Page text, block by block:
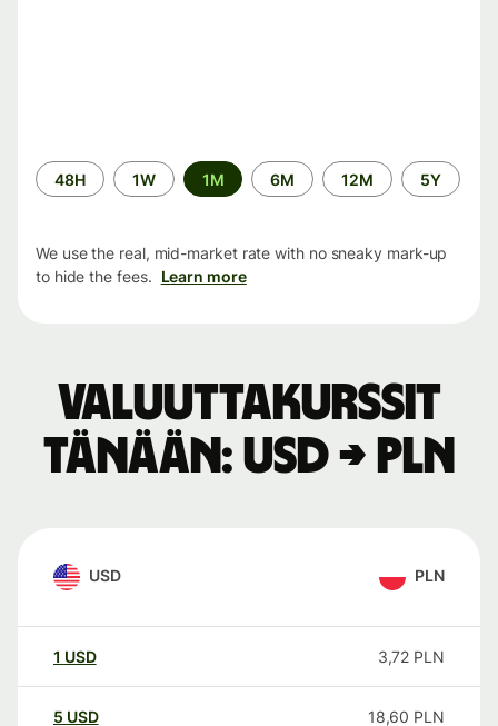
Time
period
48H 1W 1M 6M 12M 5Y
We use the real, mid-market rate with no sneaky mark-up
to hide the fees. Learn more
Valuuttakurssit
tänään: USD → PLN
USD PLN
1 USD 3,72 PLN
5 USD 18,60 PLN